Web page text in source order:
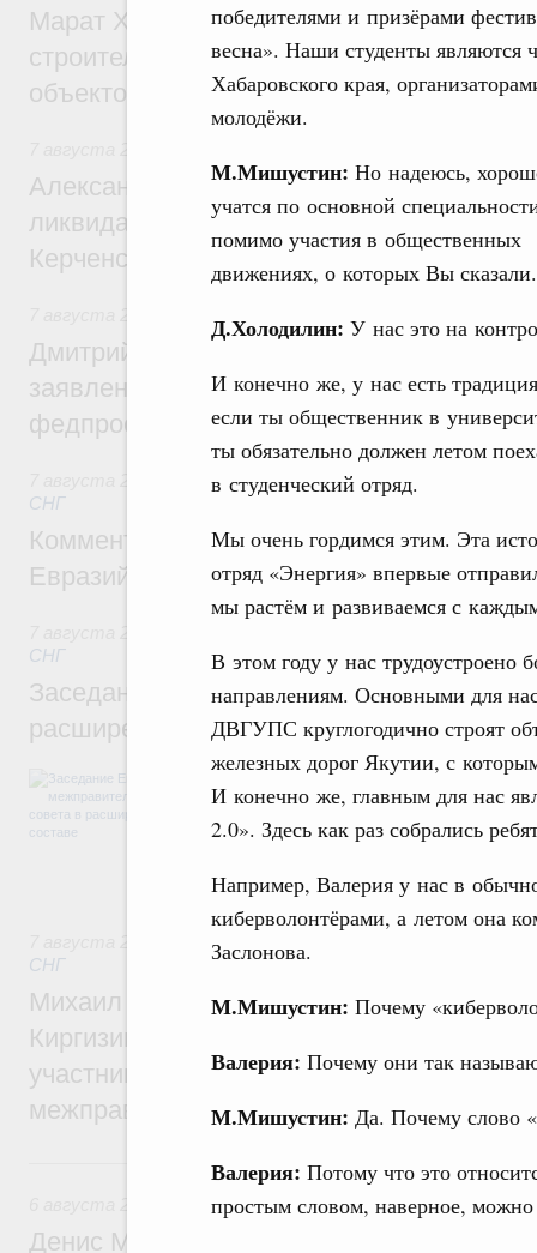
победителями и призёрами
весна». Наши студенты являются
Хабаровского края,
молодёжи.
М.Мишустин: Но надеюсь,
учатся по основной
помимо участия в общественных
движениях, о которых Вы сказали.
Д.Холодилин: У нас это на
И конечно же, у нас есть
если ты общественник в
ты обязательно должен летом
в студенческий отряд.
Мы очень гордимся этим. Эта
отряд «Энергия» впервые
мы растём и развиваемся с
В этом году у нас трудоустроено
направлениям. Основными для
ДВГУПС круглогодично строят
железных дорог Якутии, с
И конечно же, главным для нас
2.0». Здесь как раз собрались
Например, Валерия у нас в
киберволонтёрами, а летом она
Заслонова.
М.Мишустин: Почему
Валерия: Почему они так
М.Мишустин: Да. Почему слово
Валерия: Потому что это
простым словом, наверное,
Марат Хуснуллин: «Единый заказчик»
строительство и реконструкцию более
объектов
Александр Козлов провёл заседание
ликвидации последствий чрезвычайной
Керченском проливе
Дмитрий Чернышенко: Установлен
заявлений от абитуриентов колледжей и
федпроекта «Профессионалитет»
Евразийский экономический союз.
СНГ
Комментарий Алексея Оверчука по
Евразийского межправительственного
СНГ
Заседание Евразийского
расширенном составе
В повестке заседания актуальные задачи
числе совершенствование кооперации в
регулирования и администрирования,
обеспечение продовольственной
рынка.
Евразийский экономический союз.
СНГ
Михаил Мишустин принял участие во
Киргизии Садыра Жапарова с главами
участников заседания Евразийского
межправительственного совета
6 августа, четверг
Общие вопросы промышленной политики
Денис Мантуров провёл заседание